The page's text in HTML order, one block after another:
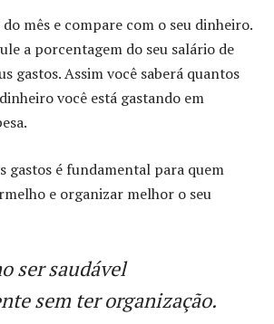
do mês e compare com o seu dinheiro.
a porcentagem do seu salário de
gastos. Assim você saberá quantos
você está gastando em
gastos é fundamental para quem
e organizar melhor o seu
ser saudável
sem ter organização.